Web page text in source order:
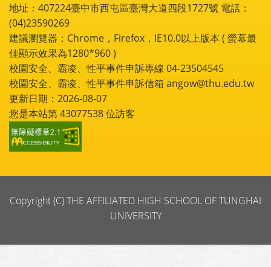
地址：407224臺中市西屯區臺灣大道四段1727號 電話：
(04)23590269
建議瀏覽器：Chrome，Firefox，IE10.0以上版本 ( 螢幕最
佳顯示效果為1280*960 )
校園安全、霸凌、性平事件申訴專線 04-23504545
校園安全、霸凌、性平事件申訴信箱 angow@thu.edu.tw
更新日期：2026-08-07
您是本站第43077538位訪客
Copyright (C) THE AFFILIATED HIGH SCHOOL OF TUNGHAI
UNIVERSITY